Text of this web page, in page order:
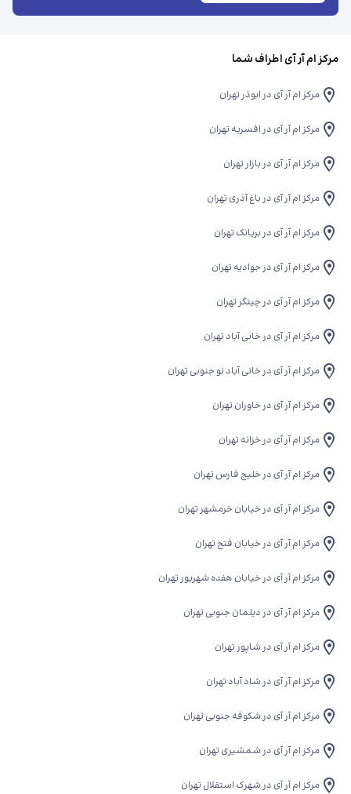
مرکز ام آر آی اطراف شما
مرکز ام آر آی در ابوذر تهران
مرکز ام آر آی در افسریه تهران
مرکز ام آر آی در بازار تهران
مرکز ام آر آی در باغ آذری تهران
مرکز ام آر آی در بریانک تهران
مرکز ام آر آی در جوادیه تهران
مرکز ام آر آی در چیتگر تهران
مرکز ام آر آی در خانی آباد تهران
مرکز ام آر آی در خانی آباد نو جنوبی تهران
مرکز ام آر آی در خاوران تهران
مرکز ام آر آی در خزانه تهران
مرکز ام آر آی در خلیج فارس تهران
مرکز ام آر آی در خیابان خرمشهر تهران
مرکز ام آر آی در خیابان فتح تهران
مرکز ام آر آی در خیابان هفده شهریور تهران
مرکز ام آر آی در دیلمان جنوبی تهران
مرکز ام آر آی در شاپور تهران
مرکز ام آر آی در شاد آباد تهران
مرکز ام آر آی در شکوفه جنوبی تهران
مرکز ام آر آی در شمشیری تهران
مرکز ام آر آی در شهرک استقلال تهران